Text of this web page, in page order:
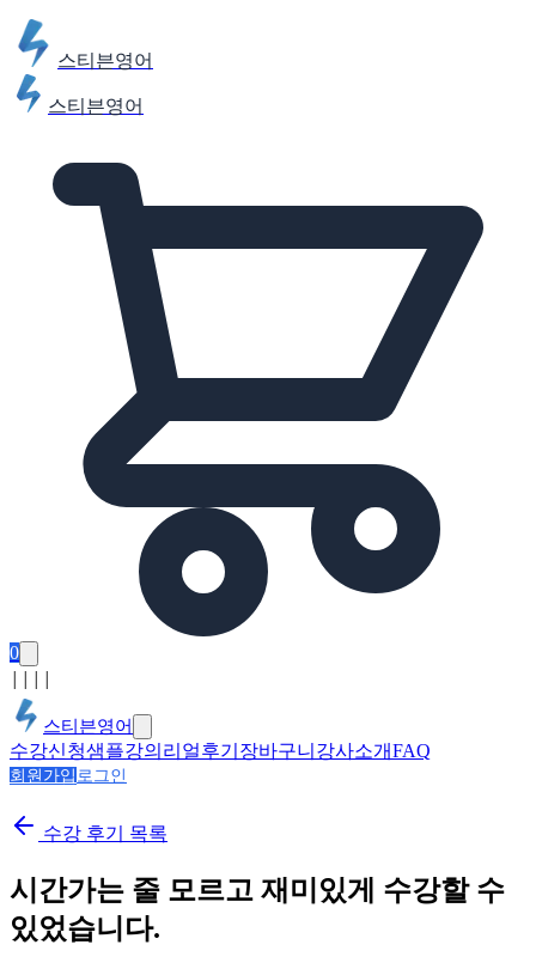
스티븐영어
스티븐영어
0
스티븐영어
수강신청샘플강의 리얼후기 장바구니 강사소개FAQ
회원가입 로그인
수강 후기 목록
시간가는 줄 모르고 재미있게 수강할 수
있었습니다.